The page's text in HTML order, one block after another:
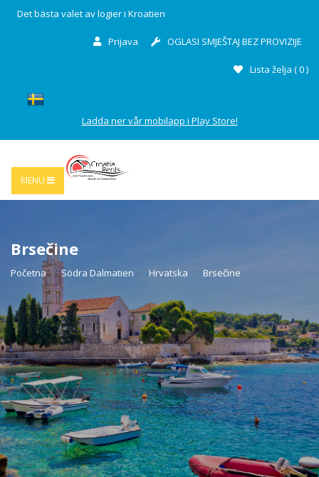
Det bästa valet av logier i Kroatien
Prijava OGLASI SMJEŠTAJ BEZ PROVIZIJE
Lista želja (0)
Ladda ner vår mobilapp i Play Store!
MENU
Brsečine
Početna Södra Dalmatien Hrvatska Brsečine